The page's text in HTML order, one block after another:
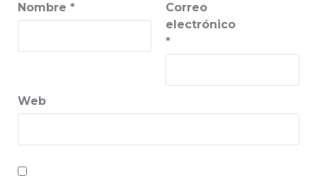
Nombre *
Correo
electrónico
*
Web